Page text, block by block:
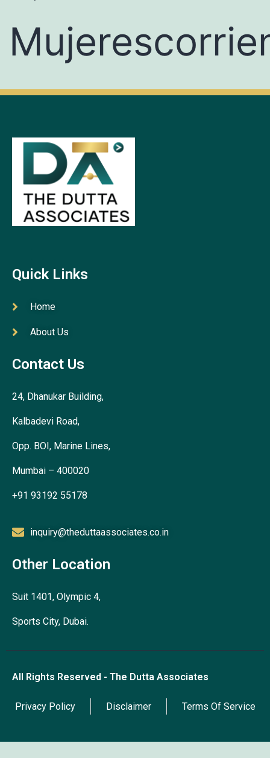
Quick Links
Home
About Us
Contact Us
24, Dhanukar Building,
Kalbadevi Road,
Opp. BOI, Marine Lines,
Mumbai – 400020
+91 93192 55178
inquiry@theduttaassociates.co.in
Other Location
Suit 1401, Olympic 4,
Sports City, Dubai.
All Rights Reserved - The Dutta Associates
Privacy Policy Disclaimer Terms Of Service